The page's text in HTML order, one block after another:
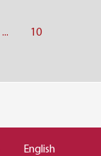
... 10
English